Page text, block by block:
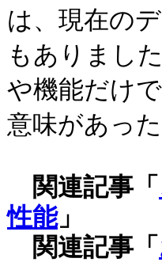
は、現在の
もありまし
や機能だけ
意味があっ
関連記事「
性能」
関連記事「